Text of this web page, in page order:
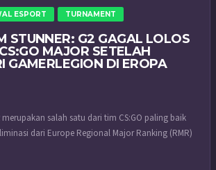
ESPORT TURNAMENT
STUNNER: G2 GAGAL LOLOS
MAJOR SETELAH
GAMERLEGION DI EROPA
salah satu dari tim CS:GO paling baik
dari Europe Regional Major Ranking (RMR)